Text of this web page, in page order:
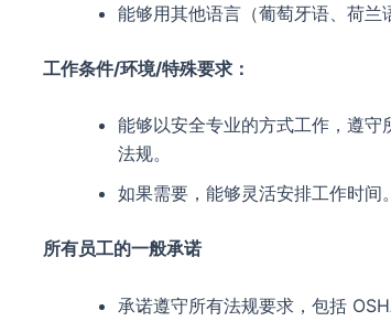
能够用其他语言（葡萄牙语、荷兰
工作条件/环境/特殊要求：
能够以安全专业的方式工作，遵守
法规。
如果需要，能够灵活安排工作时间。
所有员工的一般承诺
承诺遵守所有法规要求，包括